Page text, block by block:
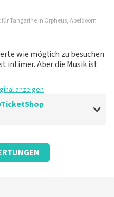
ich noch nicht sehr
Computer zu
Tangarine in Orpheus, Apeldoorn
wie möglich zu besuchen
intimer. Aber die Musik ist
anzeigen